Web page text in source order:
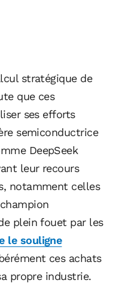
stratégique de
que ces
ses efforts
semiconductrice
DeepSeek
leur recours
notamment celles
plein fouet par les
le souligne
ces achats
propre industrie.